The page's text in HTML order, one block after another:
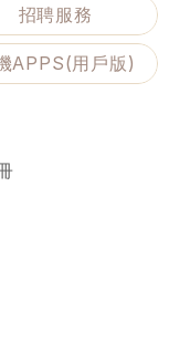
招聘服務
APPS(用戶版)